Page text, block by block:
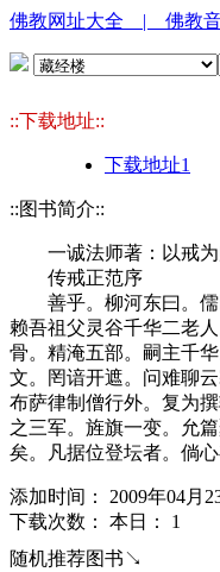
佛教网址大全 | 佛教
::下载地址::
下载地址1
::图书简介::
一诚法师著：以戒为
传戒正范序
善乎。柳河东曰。儒以
赖吾祖父灵谷千华二老
骨。精淹五部。嗣主千
文。罔谙开遮。问难聊
布萨律制僧行外。复为
之三军。旌旗一变。允
矣。凡据位登坛者。倘
添加时间： 2009年04月
下载次数： 本日： 1
随机推荐图书↘